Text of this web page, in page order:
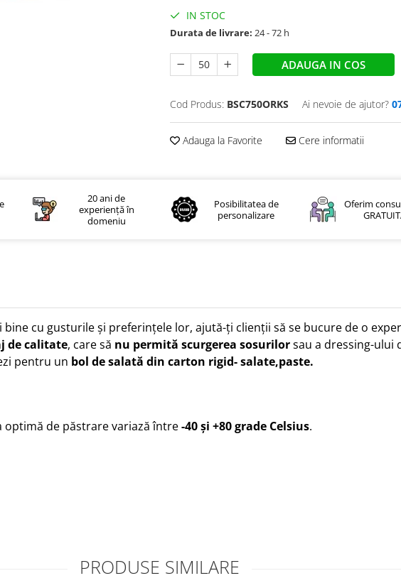
IN STOC
Durata de livrare: 24 - 72 h
ADAUGA IN COS
Cod Produs: BSC750ORKS Ai nevoie de ajutor?
Adauga la Favorite Cere informatii
20 ani de
experiență în
domeniu
Posibilitatea de
personalizare
Oferim
cu gusturile și preferințele lor, ajută-ți clienții să se bucure de o
de calitate, care să nu permită scurgerea sosurilorsau a dressing-ului
pentru un bol de salată din carton rigid- salate,paste.
optimă de păstrare variază între-40 și +80 grade Celsius.
PRODUSE SIMILARE